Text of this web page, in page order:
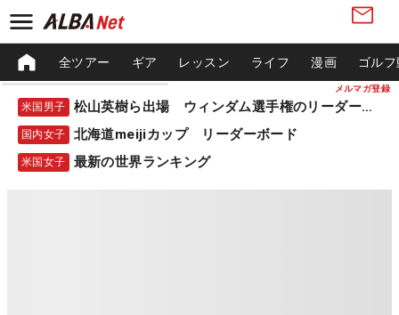
メルマガ登録
全ツアー ギア レッスン ライフ 漫画 ゴル
米国男子 松山英樹ら出場 ウィンダム選手権のリーダーボード
国内女子 北海道meijiカップ リーダーボード
米国女子 最新の世界ランキング